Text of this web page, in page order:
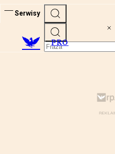
Serwisy
PRO